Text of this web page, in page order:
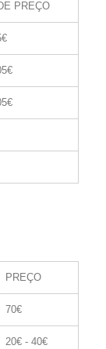
PREÇO
PREÇO
70€
20€ - 40€